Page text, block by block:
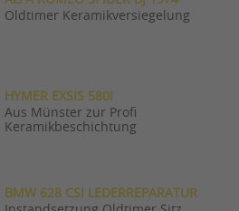
Oldtimer Keramikversiegelung
HYMER EXSIS 580I
Aus Münster zur Profi
Keramikbeschichtung
BMW 628 CSI LEDERREPARATUR